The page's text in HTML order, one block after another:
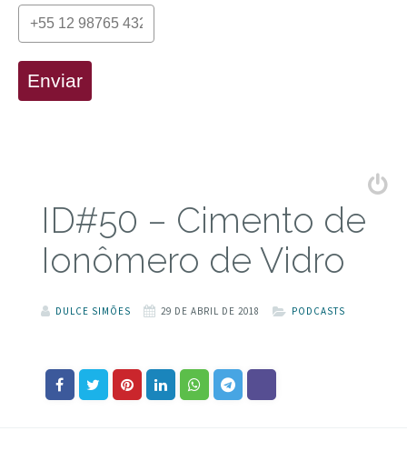
Enviar
ID#50 – Cimento de
Ionômero de Vidro
DULCE SIMÕES 29 DE ABRIL DE 2018 PODCASTS